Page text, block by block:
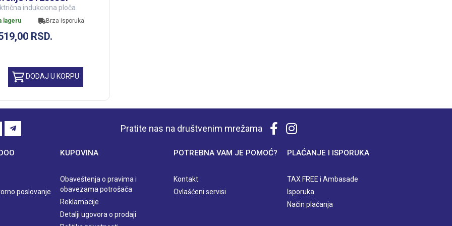
indukciona ploča
lageru Brza isporuka
RSD.
DODAJ U KORPU
Pratite nas na društvenim mrežama
poslovanje
KUPOVINA
Obaveštenja o pravima i
obavezama potrošača
Reklamacije
Detalji ugovora o prodaji
POTREBNA VAM JE POMOĆ?
Kontakt
Ovlašćeni servisi
PLAĆANJE I ISPORUKA
TAX FREE i Ambasade
Isporuka
Način plaćanja